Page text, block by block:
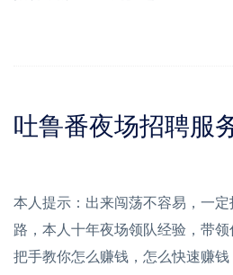
吐鲁番夜场招聘服
本人提示：出来闯荡不容易，一
路，本人十年夜场领队经验，带
把手教你怎么赚钱，怎么快速赚钱